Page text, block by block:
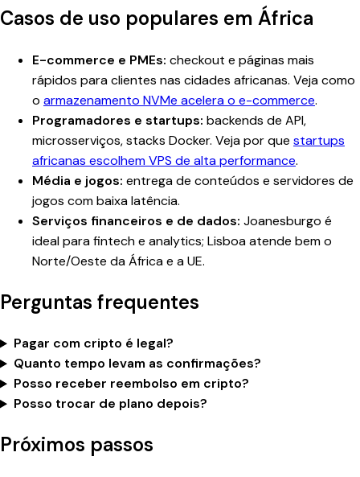
Casos de uso populares em África
E-commerce e PMEs: checkout e páginas mais
rápidos para clientes nas cidades africanas. Veja como
o armazenamento NVMe acelera o e-commerce.
Programadores e startups: backends de API,
microsserviços, stacks Docker. Veja por que startups
africanas escolhem VPS de alta performance.
Média e jogos: entrega de conteúdos e servidores de
jogos com baixa latência.
Serviços financeiros e de dados: Joanesburgo é
ideal para fintech e analytics; Lisboa atende bem o
Norte/Oeste da África e a UE.
Perguntas frequentes
Pagar com cripto é legal?
Quanto tempo levam as confirmações?
Posso receber reembolso em cripto?
Posso trocar de plano depois?
Próximos passos